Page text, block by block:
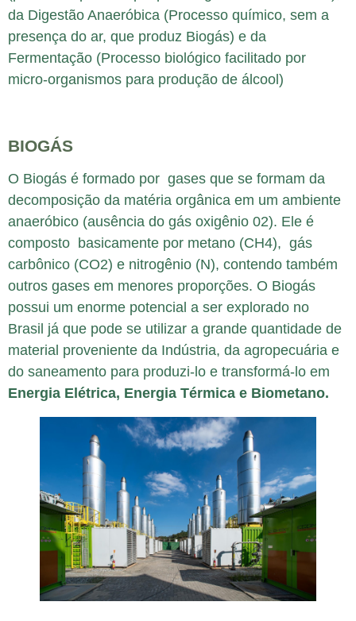
da Digestão Anaeróbica (Processo químico, sem a
presença do ar, que produz Biogás) e da
Fermentação (Processo biológico facilitado por
micro-organismos para produção de álcool)
BIOGÁS
O Biogás é formado por gases que se formam da
decomposição da matéria orgânica em um ambiente
anaeróbico (ausência do gás oxigênio 02). Ele é
composto basicamente por metano (CH4), gás
carbônico (CO2) e nitrogênio (N), contendo também
outros gases em menores proporções. O Biogás
possui um enorme potencial a ser explorado no
Brasil já que pode se utilizar a grande quantidade de
material proveniente da Indústria, da agropecuária e
do saneamento para produzi-lo e transformá-lo em
Energia Elétrica, Energia Térmica e Biometano.